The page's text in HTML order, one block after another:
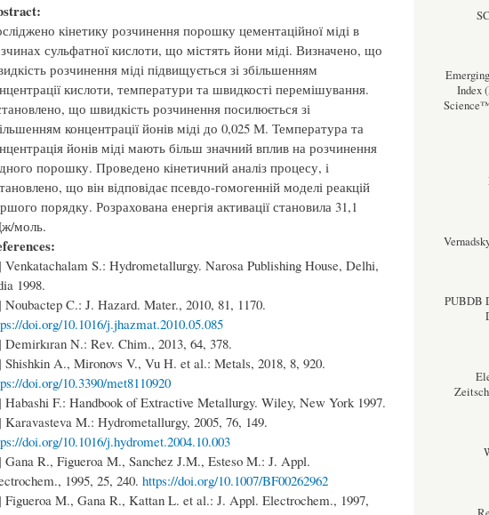
кінетику розчинення порошку цементаційної міді в
сульфатної кислоти, що містять йони міді. Визначено, що
розчинення міді підвищується зі збільшенням
кислоти, температури та швидкості перемішування.
що швидкість розчинення посилюється зі
концентрації йонів міді до 0,025 М. Температура та
йонів міді мають більш значний вплив на розчинення
порошку. Проведено кінетичний аналіз процесу, і
що він відповідає псевдо-гомогенній моделі реакцій
порядку. Розрахована енергія активації становила 31,1
моль.
Venkatachalam S.: Hydrometallurgy. Narosa Publishing House, Delhi,
1998.
Noubactep C.: J. Hazard. Mater., 2010, 81, 1170.
doi.org/10.1016/j.jhazmat.2010.05.085
Demirkıran N.: Rev. Chim., 2013, 64, 378.
Shishkin A., Mironovs V., Vu H. et al.: Metals, 2018, 8, 920.
doi.org/10.3390/met8110920
Habashi F.: Handbook of Extractive Metallurgy. Wiley, New York 1997.
Karavasteva M.: Hydrometallurgy, 2005, 76, 149.
doi.org/10.1016/j.hydromet.2004.10.003
Gana R., Figueroa M., Sanchez J.M., Esteso M.: J. Appl.
1995, 25, 240. https://doi.org/10.1007/BF00262962
Figueroa M., Gana R., Kattan L. et al.: J. Appl. Electrochem., 1997,
Index
PUBDB